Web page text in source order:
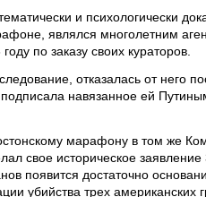
и психологически
являлся многолетним
по заказу своих кураторов.
отказалась от него
навязанное ей
марафону в том же
свое историческое
появится достаточно
убийства трех